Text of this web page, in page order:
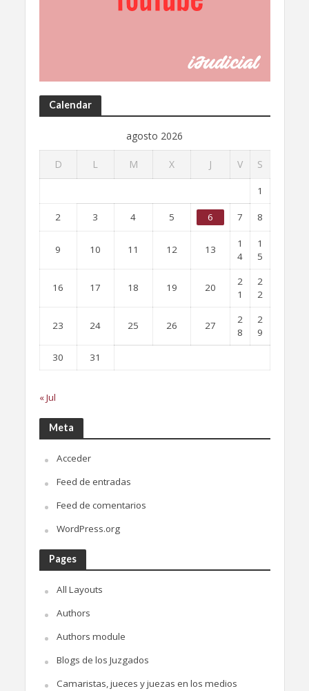
Calendar
agosto 2026
D L M X J V S
1
2 3 4 5 6 7 8
9 10 11 12 13
1
4
1
5
16 17 18 19 20
2
1
2
2
23 24 25 26 27
2
8
2
9
30
31
« Jul
Meta
Acceder
Feed de entradas
Feed de comentarios
WordPress.org
Pages
All Layouts
Authors
Authors module
Blogs de los Juzgados
Camaristas, jueces y juezas en los medios